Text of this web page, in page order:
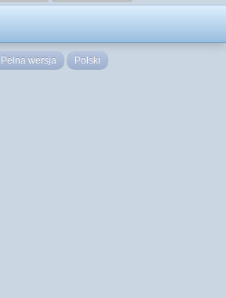
Pełna wersja Polski